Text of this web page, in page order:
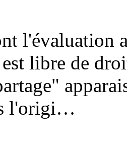
l'évaluation
libre de
l'origi…